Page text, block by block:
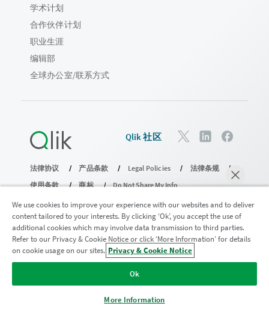
马上聊天
学术计划
合作伙伴计划
职业生涯
编辑部
全球办公室/联系方式
Qlik 社区
法律协议 产品条款 Legal Policies
法律条规
使用条款
商标
Do Not Share My Info
版权所有 © 1993-2026 QlikTech International AB。保留所有权利。
加入分析现代化计划
We use cookies to improve your experience with our websites and to deliver
content tailored to your interests. By clicking ‘Ok’, you accept the use of
additional cookies which may involve data transmission to third parties.
Refer to our Privacy & Cookie Notice or click ‘More Information’ for details
on cookie usage on our sites. Privacy & Cookie Notice
Ok
More Information